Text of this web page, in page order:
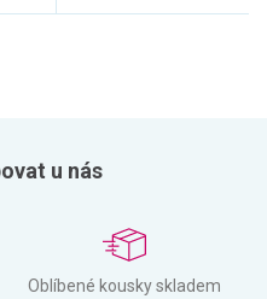
u nás
Oblíbené kousky skladem